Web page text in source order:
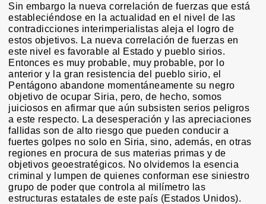
Sin embargo la nueva correlación de fuerzas que está
estableciéndose en la actualidad en el nivel de las
contradicciones interimperialistas aleja el logro de
estos objetivos. La nueva correlación de fuerzas en
este nivel es favorable al Estado y pueblo sirios.
Entonces es muy probable, muy probable, por lo
anterior y la gran resistencia del pueblo sirio, el
Pentágono abandone momentáneamente su negro
objetivo de ocupar Siria, pero, de hecho, somos
juiciosos en afirmar que aún subsisten serios peligros
a este respecto. La desesperación y las apreciaciones
fallidas son de alto riesgo que pueden conducir a
fuertes golpes no solo en Siria, sino, además, en otras
regiones en procura de sus materias primas y de
objetivos geoestratégicos. No olvidemos la esencia
criminal y lumpen de quienes conforman ese siniestro
grupo de poder que controla al milímetro las
estructuras estatales de este país (Estados Unidos).